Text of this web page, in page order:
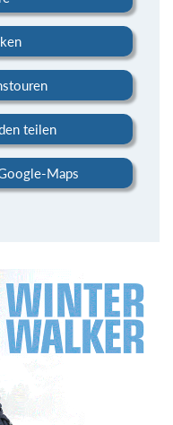
teilen
Maps